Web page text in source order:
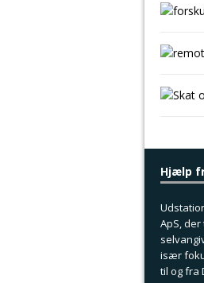
Hjælp
ApS,
især
til og fra